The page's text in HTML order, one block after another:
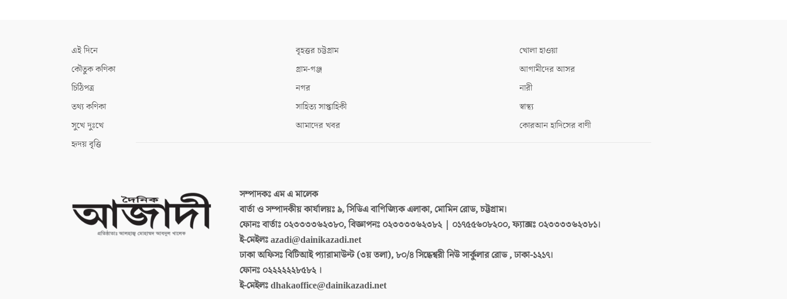
এই দিনে
কৌতুক কণিকা
চিঠিপত্র
তথ্য কণিকা
সুখে দুঃখে
হৃদয় বৃত্তি
বৃহত্তর চট্টগ্রাম
গ্রাম-গঞ্জ
নগর
সাহিত্য সাপ্তাহিকী
আমাদের খবর
খোলা হাওয়া
আগামীদের আসর
নারী
স্বাস্থ্য
কোরআন হাদিসের বাণী
সম্পাদকঃএম এ মালেক
বার্তা ও সম্পাদকীয় কার্যালয়ঃ৯, সিডিএ বাণিজ্যিক এলাকা, মোমিন রোড, চট্টগ্রাম।
ফোনঃ বার্তাঃ ০২৩৩৩৩৬২৩৮০, বিজ্ঞাপনঃ ০২৩৩৩৩৬২৩৮২ | ০১৭৫৫৬০৮২০০, ফ্যাক্সঃ ০২৩৩৩৩৬২৩৮১।
ই-মেইলঃazadi@dainikazadi.net
ঢাকা অফিসঃবিটিআই প্যারামাউন্ট (৩য় তলা), ৮০/৪ সিদ্ধেশ্বরী নিউ সার্কুলার রোড , ঢাকা-১২১৭।
ফোনঃ ০২২২২২২৮৫৮২ ।
ই-মেইলঃdhakaoffice@dainikazadi.net